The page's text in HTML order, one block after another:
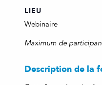
LIEU
Webinaire
Maximum de
Description de la